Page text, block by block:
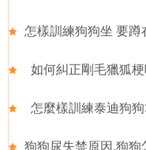
怎樣訓練狗狗坐 要蹲
如何糾正剛毛獵狐
怎麼樣訓練泰迪狗
狗狗尿失禁原因,狗狗